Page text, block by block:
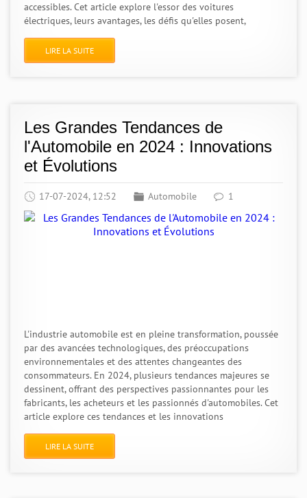
accessibles. Cet article explore l'essor des voitures
électriques, leurs avantages, les défis qu'elles posent,
LIRE LA SUITE
Les Grandes Tendances de
l'Automobile en 2024 : Innovations
et Évolutions
17-07-2024, 12:52 Automobile 1
L'industrie automobile est en pleine transformation, poussée
par des avancées technologiques, des préoccupations
environnementales et des attentes changeantes des
consommateurs. En 2024, plusieurs tendances majeures se
dessinent, offrant des perspectives passionnantes pour les
fabricants, les acheteurs et les passionnés d'automobiles. Cet
article explore ces tendances et les innovations
LIRE LA SUITE